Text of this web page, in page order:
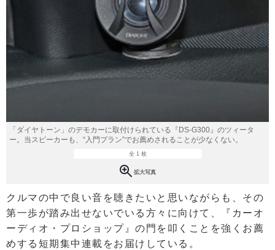
「ダイヤトーン」のデモカーに取付けられている『DS-G300』のツィータ
ー。当スピーカーも、“入門プラン”でお薦めされることが少なくない。
全 1 枚
拡大写真
クルマの中で良い音を聴きたいと思いながらも、その
第一歩が踏み出せないでいる方々に向けて、『カーオ
ーディオ・プロショップ』の門を叩くことを強くお薦
めする短期集中連載をお届けしている。